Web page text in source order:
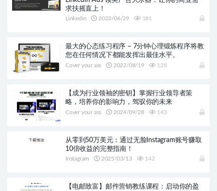
求扶摇直上！
Linkedin 2023/06/29 181
最大的心态练习程序 – 7分钟心理锻炼程序将教
您在任何情况下都能发挥出最佳水平。
Cover your ass 2022/08/19 128
【成为行业领袖的密钥】掌握行业领导者策
略，培养你的影响力，驾驭你的未来
Cover your ass 2024/09/28 143
从零到50万美元：通过无脸Instagram账号赚取
10倍收益的完整指南！
Instagram 2025/03/13 142
【电邮致富】邮件营销教练课程：启动你的盈